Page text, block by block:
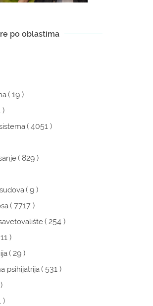
po oblastima
( 19 )
)
( 4051 )
( 829 )
( 9 )
( 7717 )
( 254 )
)
( 29 )
psihijatrija( 531 )
)